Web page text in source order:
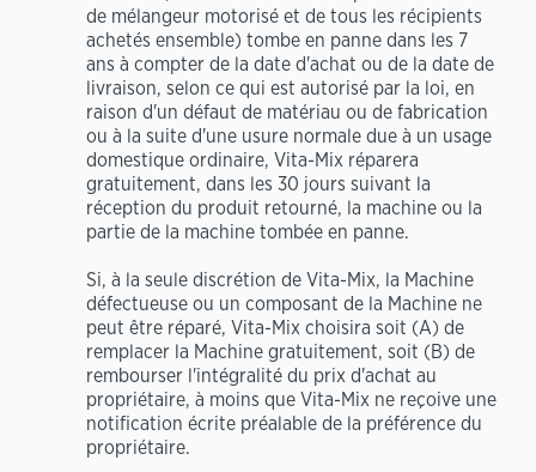
de mélangeur motorisé et de tous les récipients
achetés ensemble) tombe en panne dans les 7
ans à compter de la date d'achat ou de la date de
livraison, selon ce qui est autorisé par la loi, en
raison d'un défaut de matériau ou de fabrication
ou à la suite d'une usure normale due à un usage
domestique ordinaire, Vita-Mix réparera
gratuitement, dans les 30 jours suivant la
réception du produit retourné, la machine ou la
partie de la machine tombée en panne.
Si, à la seule discrétion de Vita-Mix, la Machine
défectueuse ou un composant de la Machine ne
peut être réparé, Vita-Mix choisira soit (A) de
remplacer la Machine gratuitement, soit (B) de
rembourser l'intégralité du prix d'achat au
propriétaire, à moins que Vita-Mix ne reçoive une
notification écrite préalable de la préférence du
propriétaire.